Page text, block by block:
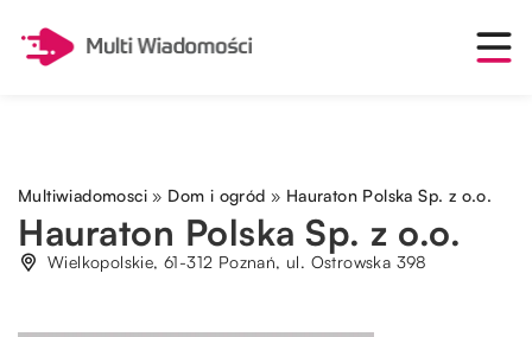
Multiwiadomosci » Dom i ogród » Hauraton Polska Sp. z o.o.
Hauraton Polska Sp. z o.o.
Wielkopolskie, 61-312 Poznań, ul. Ostrowska 398